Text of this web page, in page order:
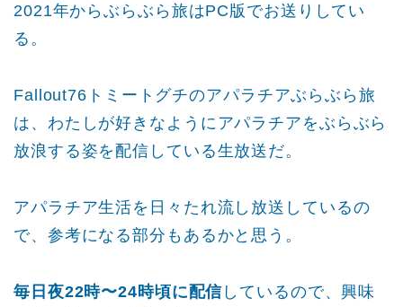
2021年からぶらぶら旅はPC版でお送りしてい
る。
Fallout76トミートグチのアパラチアぶらぶら旅
は、わたしが好きなようにアパラチアをぶらぶら
放浪する姿を配信している生放送だ。
アパラチア生活を日々たれ流し放送しているの
で、参考になる部分もあるかと思う。
毎日夜22時〜24時頃に配信 しているので、興味